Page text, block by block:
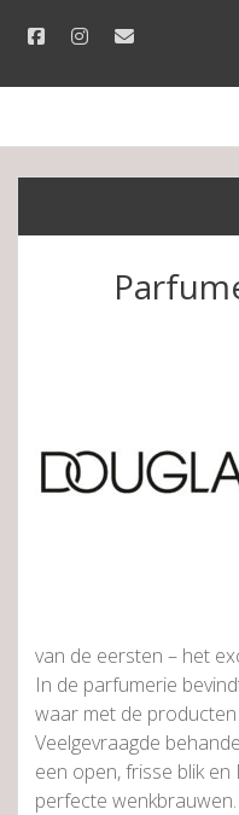
facebookinstagram
email
van de eersten – het
In de parfumerie
waar met de
Veelgevraagde
een open, frisse blik
perfecte